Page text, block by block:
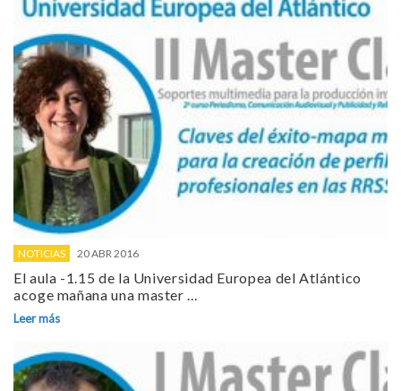
NOTICIAS 20 ABR 2016
El aula -1.15 de la Universidad Europea del Atlántico
acoge mañana una master ...
Leer más